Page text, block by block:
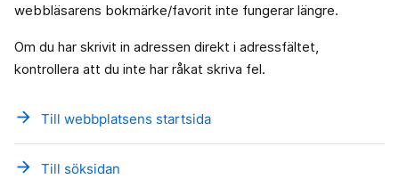
webbläsarens bokmärke/favorit inte fungerar längre.
Om du har skrivit in adressen direkt i adressfältet,
kontrollera att du inte har råkat skriva fel.
arrow_forward Till webbplatsens startsida
arrow_forward Till söksidan